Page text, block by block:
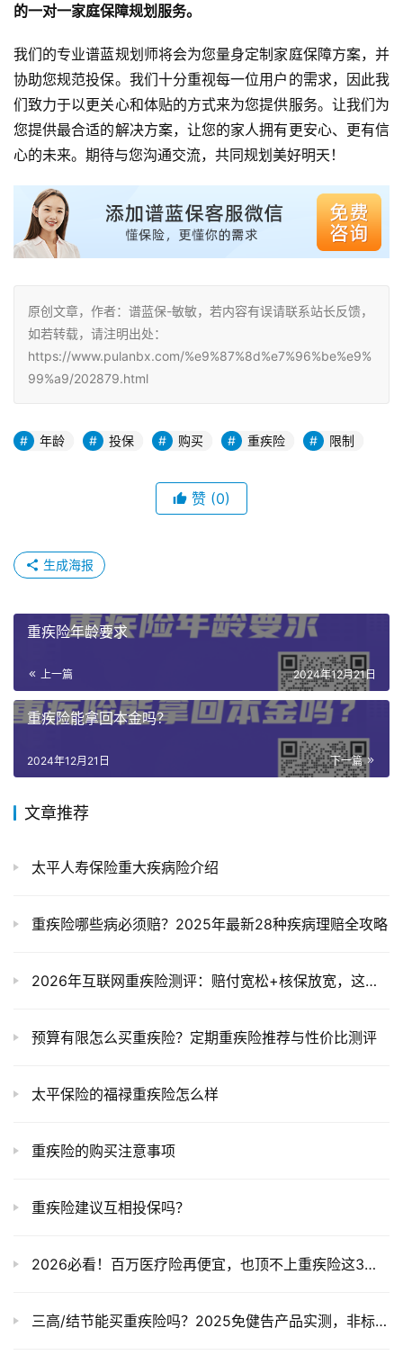
的一对一家庭保障规划服务。
我们的专业谱蓝规划师将会为您量身定制家庭保障方案，并
协助您规范投保。我们十分重视每一位用户的需求，因此我
们致力于以更关心和体贴的方式来为您提供服务。让我们为
您提供最合适的解决方案，让您的家人拥有更安心、更有信
心的未来。期待与您沟通交流，共同规划美好明天！
原创文章，作者：谱蓝保-敏敏，若内容有误请联系站长反馈，
如若转载，请注明出处：
https://www.pulanbx.com/%e9%87%8d%e7%96%be%e9%
99%a9/202879.html
年龄 投保 购买 重疾险 限制
赞 (0)
生成海报
重疾险年龄要求
上一篇 2024年12月21日
重疾险能拿回本金吗？
下一篇
2024年12月21日
文章推荐
太平人寿保险重大疾病险介绍
重疾险哪些病必须赔？2025年最新28种疾病理赔全攻略
2026年互联网重疾险测评：赔付宽松+核保放宽，这款产品真能解决痛点？
预算有限怎么买重疾险？定期重疾险推荐与性价比测评
太平保险的福禄重疾险怎么样
重疾险的购买注意事项
重疾险建议互相投保吗？
2026必看！百万医疗险再便宜，也顶不上重疾险这3个作用
三高/结节能买重疾险吗？2025免健告产品实测，非标体看完再投